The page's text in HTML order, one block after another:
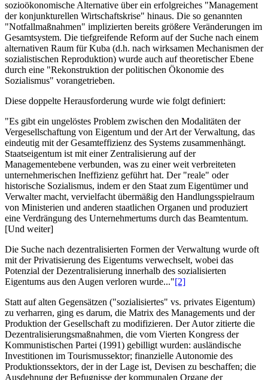
sozioökonomische Alternative über ein erfolgreiches "Management
der konjunkturellen Wirtschaftskrise" hinaus. Die so genannten
"Notfallmaßnahmen" implizierten bereits größere Veränderungen im
Gesamtsystem. Die tiefgreifende Reform auf der Suche nach einem
alternativen Raum für Kuba (d.h. nach wirksamen Mechanismen der
sozialistischen Reproduktion) wurde auch auf theoretischer Ebene
durch eine "Rekonstruktion der politischen Ökonomie des
Sozialismus" vorangetrieben.
Diese doppelte Herausforderung wurde wie folgt definiert:
"Es gibt ein ungelöstes Problem zwischen den Modalitäten der
Vergesellschaftung von Eigentum und der Art der Verwaltung, das
eindeutig mit der Gesamteffizienz des Systems zusammenhängt.
Staatseigentum ist mit einer Zentralisierung auf der
Managementebene verbunden, was zu einer weit verbreiteten
unternehmerischen Ineffizienz geführt hat. Der "reale" oder
historische Sozialismus, indem er den Staat zum Eigentümer und
Verwalter macht, vervielfacht übermäßig den Handlungsspielraum
von Ministerien und anderen staatlichen Organen und produziert
eine Verdrängung des Unternehmertums durch das Beamtentum.
[Und weiter]
Die Suche nach dezentralisierten Formen der Verwaltung wurde oft
mit der Privatisierung des Eigentums verwechselt, wobei das
Potenzial der Dezentralisierung innerhalb des sozialisierten
Eigentums aus den Augen verloren wurde..."[2]
Statt auf alten Gegensätzen ("sozialisiertes" vs. privates Eigentum)
zu verharren, ging es darum, die Matrix des Managements und der
Produktion der Gesellschaft zu modifizieren. Der Autor zitierte die
Dezentralisierungsmaßnahmen, die vom Vierten Kongress der
Kommunistischen Partei (1991) gebilligt wurden: ausländische
Investitionen im Tourismussektor; finanzielle Autonomie des
Produktionssektors, der in der Lage ist, Devisen zu beschaffen; die
Ausdehnung der Befugnisse der kommunalen Organe der